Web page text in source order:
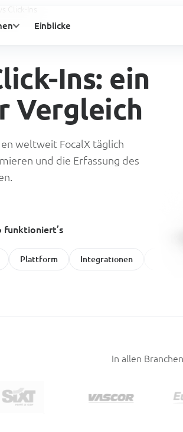
Einblicke
Click-Ins
Ins: ein
Vergleich
weltweit FocalX täglich
und die Erfassung des
funktioniert’s
Plattform Integrationen
In allen